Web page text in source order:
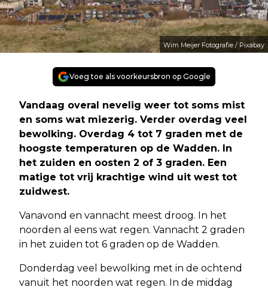
Wim Meijer Fotografie / Pixabay
Voeg toe als voorkeursbron op Google
Vandaag overal nevelig weer tot soms mist
en soms wat miezerig. Verder overdag veel
bewolking. Overdag 4 tot 7 graden met de
hoogste temperaturen op de Wadden. In
het zuiden en oosten 2 of 3 graden. Een
matige tot vrij krachtige wind uit west tot
zuidwest.
Vanavond en vannacht meest droog. In het
noorden al eens wat regen. Vannacht 2 graden
in het zuiden tot 6 graden op de Wadden.
Donderdag veel bewolking met in de ochtend
vanuit het noorden wat regen. In de middag